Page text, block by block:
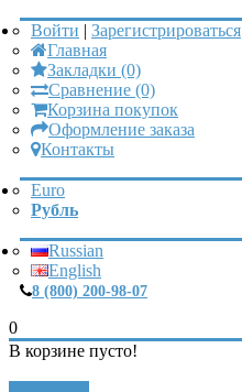
Войти | Зарегистрироваться
Главная
Закладки (0)
Сравнение (0)
Корзина покупок
Оформление заказа
Контакты
Euro
Рубль
Russian
English
8 (800) 200-98-07
0
В корзине пусто!